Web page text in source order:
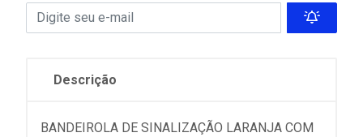
Descrição
BANDEIROLA DE SINALIZAÇÃO LARANJA COM